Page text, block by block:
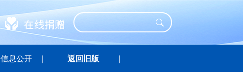
信息公开 返回旧版